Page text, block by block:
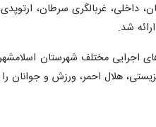
داخلی، غربالگری سرطان،
شد.
اجرایی مختلف شهرستان
هلال احمر، ورزش و جوانان را